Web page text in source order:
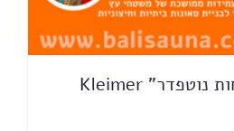
קליימר" חיבור לוחות נוטפדר" Kleimer